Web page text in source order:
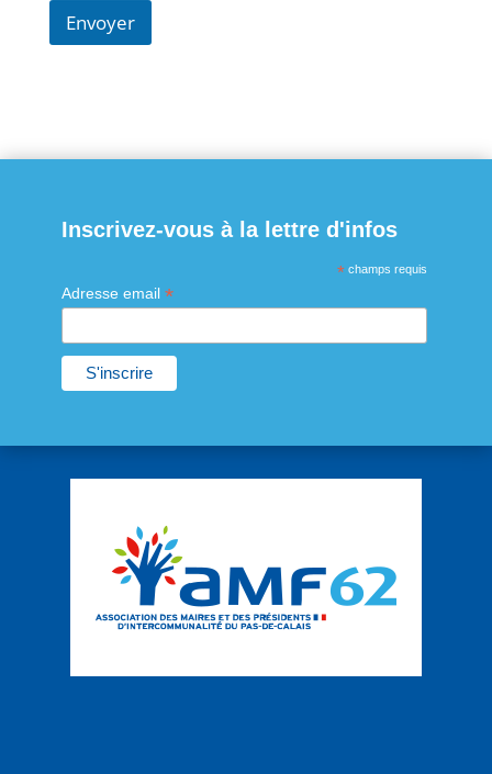
Envoyer
Inscrivez-vous à la lettre d'infos
* champs requis
Adresse email *